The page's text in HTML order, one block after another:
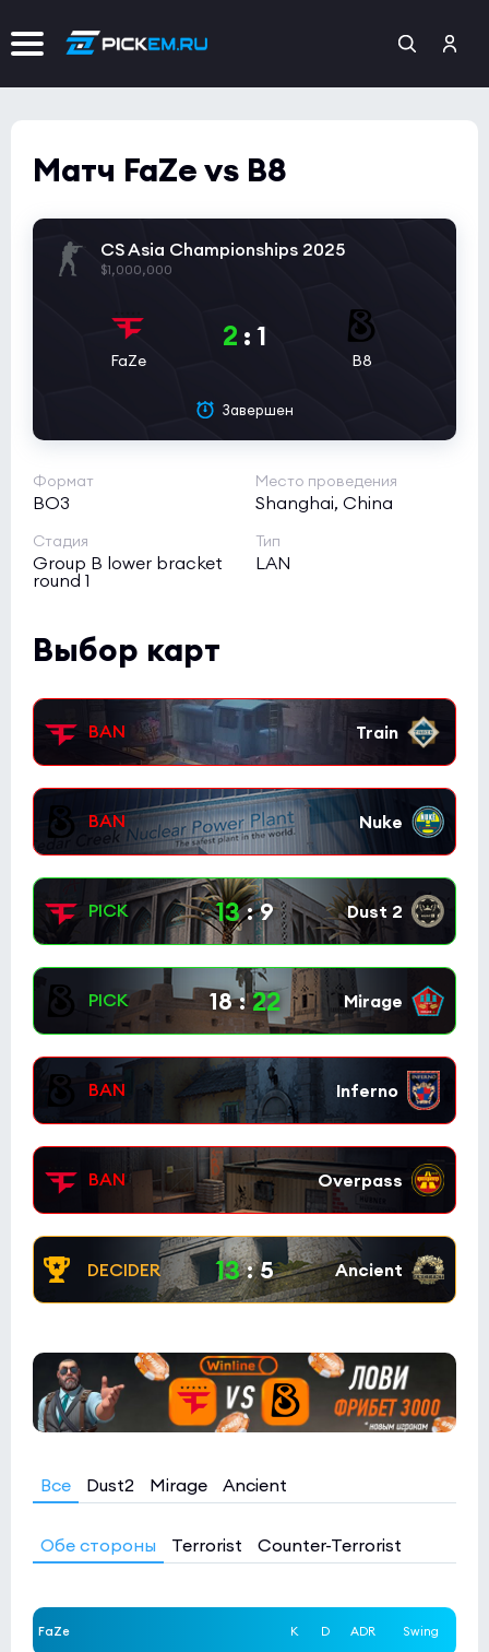
Матч FaZe vs B8
CS Asia Championships 2025
$1,000,000
FaZe
2 : 1
B8
Завершен
Формат
BO3
Место проведения
Shanghai, China
Стадия
Group B lower bracket
round 1
Тип
LAN
Выбор карт
13 : 9
18 : 22
13 : 5
Все Dust2 Mirage Ancient
Обе стороны Terrorist Counter-Terrorist
FaZe K D ADR Swing